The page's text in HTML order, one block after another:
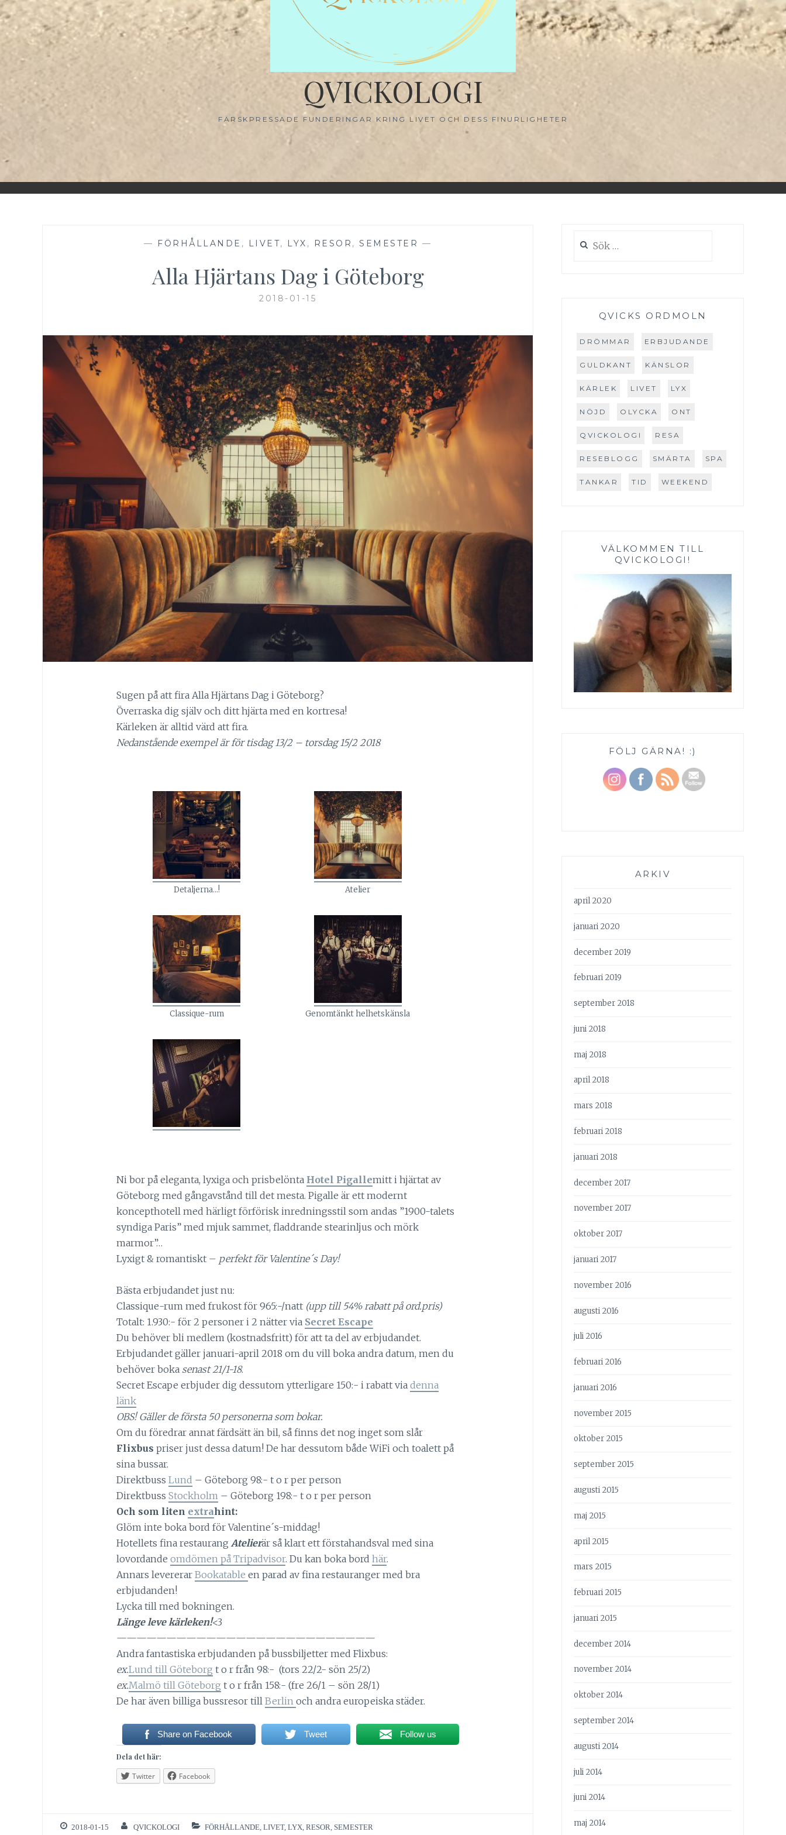
QVICKOLOGI
FÄRSKPRESSADE FUNDERINGAR KRING LIVET OCH DESS FINURLIGHETER
— FÖRHÅLLANDE , LIVET, LYX , RESOR , SEMESTER —
Alla Hjärtans Dag i Göteborg
2018-01-15
Sugen på att fira Alla Hjärtans Dag i Göteborg?
Överraska dig själv och ditt hjärta med en kortresa!
Kärleken är alltid värd att fira.
Nedanstående exempel är för tisdag 13/2 – torsdag 15/2 2018
Detaljerna…! Atelier
Classique-rum Genomtänkt helhetskänsla
Ni bor på eleganta, lyxiga och prisbelönta Hotel Pigallemitt i hjärtat av
Göteborg med gångavstånd till det mesta. Pigalle är ett modernt
koncepthotell med härligt förförisk inredningsstil som andas ”1900-talets
syndiga Paris” med mjuk sammet, fladdrande stearinljus och mörk
marmor”…
Lyxigt & romantiskt – perfekt för Valentine´s Day!
Bästa erbjudandet just nu:
Classique-rum med frukost för 965:-/natt (upp till 54% rabatt på ord.pris)
Totalt: 1.930:- för 2 personer i 2 nätter via Secret Escape
Du behöver bli medlem (kostnadsfritt) för att ta del av erbjudandet.
Erbjudandet gäller januari-april 2018 om du vill boka andra datum, men du
behöver boka senast 21/1-18.
Secret Escape erbjuder dig dessutom ytterligare 150:- i rabatt via denna
länk
OBS! Gäller de första 50 personerna som bokar.
Om du föredrar annat färdsätt än bil, så finns det nog inget som slår
Flixbus priser just dessa datum! De har dessutom både WiFi och toalett på
sina bussar.
Direktbuss Lund – Göteborg 98:- t o r per person
Direktbuss Stockholm – Göteborg 198:- t o r per person
Och som liten extrahint:
Glöm inte boka bord för Valentine´s-middag!
Hotellets fina restaurang Atelierär så klart ett förstahandsval med sina
lovordande omdömen på Tripadvisor. Du kan boka bord här.
Annars levererar Bookatable en parad av fina restauranger med bra
erbjudanden!
Lycka till med bokningen.
Länge leve kärleken!<3
——————————————————————————
Andra fantastiska erbjudanden på bussbiljetter med Flixbus:
ex.Lund till Göteborg t o r från 98:- (tors 22/2- sön 25/2)
ex.Malmö till Göteborg t o r från 158:- (fre 26/1 – sön 28/1)
De har även billiga bussresor till Berlin och andra europeiska städer.
Share on Facebook Tweet Follow us
Dela det här:
Twitter Facebook
2018-01-15 QVICKOLOGI FÖRHÅLLANDE, LIVET, LYX, RESOR SEMESTER
efter:
QVICKS ORDMOLN
DRÖMMAR ERBJUDANDE
GULDKANT KÄNSLOR
KÄRLEK LIVET LYX
NÖJD OLYCKA ONT
QVICKOLOGI RESA
RESEBLOGG SMÄRTA SPA
TANKAR TID WEEKEND
VÄLKOMMEN TILL
QVICKOLOGI!
FÖLJ GÄRNA! :)
ARKIV
april 2020
januari 2020
december 2019
februari 2019
september 2018
juni 2018
maj 2018
april 2018
mars 2018
februari 2018
januari 2018
december 2017
november 2017
oktober 2017
januari 2017
november 2016
augusti 2016
juli 2016
februari 2016
januari 2016
november 2015
oktober 2015
september 2015
augusti 2015
maj 2015
april 2015
mars 2015
februari 2015
januari 2015
december 2014
november 2014
oktober 2014
september 2014
augusti 2014
juli 2014
juni 2014
maj 2014